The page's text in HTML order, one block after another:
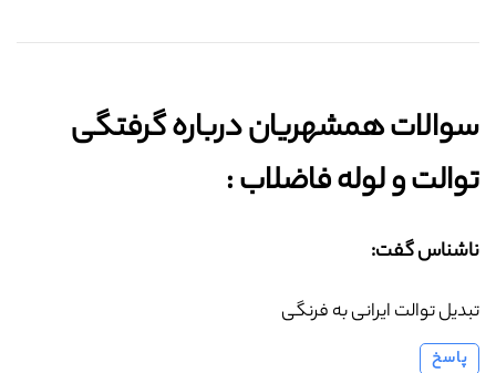
سوالات همشهریان درباره گرفتگی
توالت و لوله فاضلاب :‌
ناشناس گفت:
تبدیل توالت ایرانی به فرنگی
پاسخ